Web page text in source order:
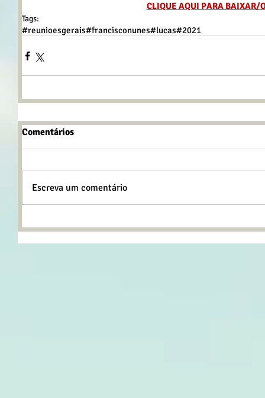
CLIQUE AQUI PARA BAIXAR/
Tags:
#reunioesgerais#francisconunes#lucas#2021
Comentários
Escreva um comentário